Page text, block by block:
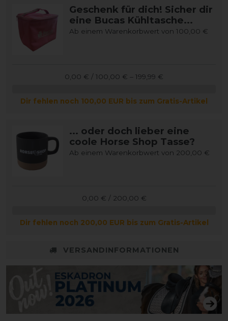
Geschenk für dich! Sicher dir
eine Bucas Kühltasche...
Ab einem Warenkorbwert von 100,00 €
0,00 € / 100,00 € – 199,99 €
Dir fehlen noch 100,00 EUR bis zum Gratis-Artikel
... oder doch lieber eine
coole Horse Shop Tasse?
Ab einem Warenkorbwert von 200,00 €
0,00 € / 200,00 €
Dir fehlen noch 200,00 EUR bis zum Gratis-Artikel
VERSANDINFORMATIONEN